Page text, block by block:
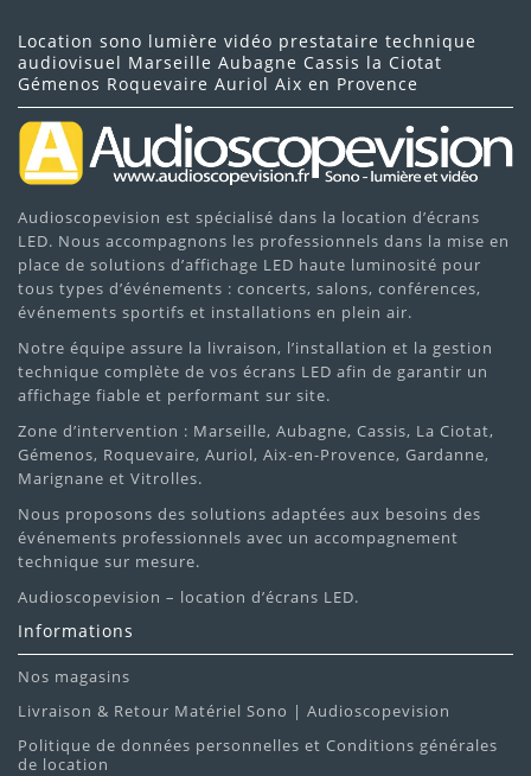
Location sono lumière vidéo prestataire technique
audiovisuel Marseille Aubagne Cassis la Ciotat
Gémenos Roquevaire Auriol Aix en Provence
Audioscopevision est spécialisé dans la location d’écrans
LED. Nous accompagnons les professionnels dans la mise en
place de solutions d’affichage LED haute luminosité pour
tous types d’événements : concerts, salons, conférences,
événements sportifs et installations en plein air.
Notre équipe assure la livraison, l’installation et la gestion
technique complète de vos écrans LED afin de garantir un
affichage fiable et performant sur site.
Zone d’intervention : Marseille, Aubagne, Cassis, La Ciotat,
Gémenos, Roquevaire, Auriol, Aix-en-Provence, Gardanne,
Marignane et Vitrolles.
Nous proposons des solutions adaptées aux besoins des
événements professionnels avec un accompagnement
technique sur mesure.
Audioscopevision – location d’écrans LED.
Informations
Nos magasins
Livraison & Retour Matériel Sono | Audioscopevision
Politique de données personnelles et Conditions générales
de location